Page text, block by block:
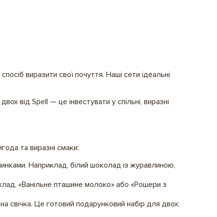
виразити свої почуття. Наші сети ідеальні
від Spell — це інвестувати у спільні, виразні
та виразні смаки:
Наприклад, білий шоколад із журавлиною,
«Ванільне пташине молоко» або «Рошери з
свічка. Це готовий подарунковий набір для двох,